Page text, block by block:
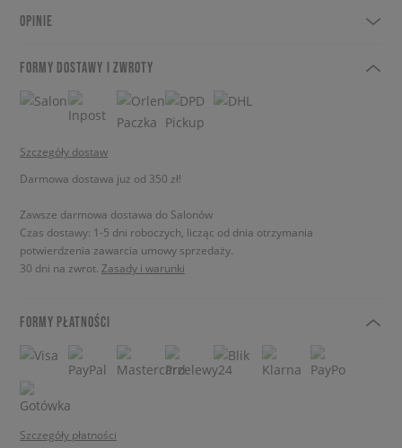
OPINIE
FORMY DOSTAWY I ZWROTY
Szczegóły dostaw
Darmowa dostawa już od 350 zł!
Zawsze darmowa dostawa do Salonów
Czas dostawy: 1-5 dni roboczych, licząc od dnia otrzymania
potwierdzenia zawarcia umowy sprzedaży.
30 dni na zwrot. Zasady i warunki
FORMY PŁATNOŚCI
Szczegóły płatności